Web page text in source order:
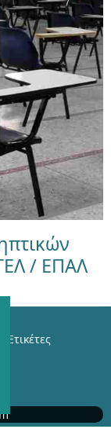
/ ΕΠΑΛ
Ετικέτες